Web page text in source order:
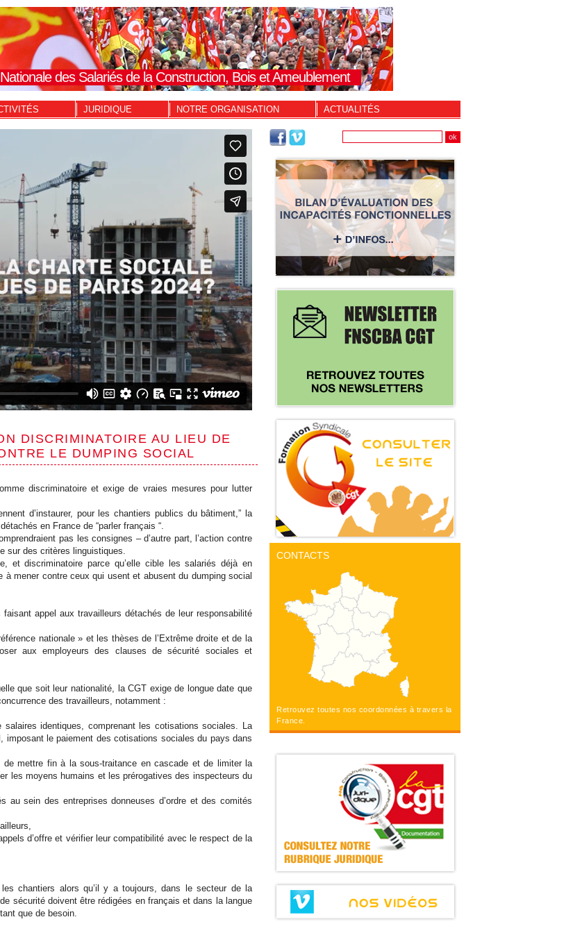
des Salariés de la Construction, Bois et Ameublement
JURIDIQUE NOTRE ORGANISATION ACTUALITÉS
CONTACTS
Retrouvez toutes nos coordonnées à travers la
France.
DISCRIMINATOIRE AU LIEU DE
LE DUMPING SOCIAL
discriminatoire et exige de vraies mesures pour lutter
d’instaurer, pour les chantiers publics du bâtiment,” la
en France de “parler français “.
pas les consignes – d’autre part, l’action contre
sur des critères linguistiques.
et discriminatoire parce qu’elle cible les salariés déjà en
mener contre ceux qui usent et abusent du dumping social
appel aux travailleurs détachés de leur responsabilité
nationale » et les thèses de l’Extrême droite et de la
aux employeurs des clauses de sécurité sociales et
que soit leur nationalité, la CGT exige de longue date que
des travailleurs, notamment :
identiques, comprenant les cotisations sociales. La
imposant le paiement des cotisations sociales du pays dans
mettre fin à la sous-traitance en cascade et de limiter la
les moyens humains et les prérogatives des inspecteurs du
au sein des entreprises donneuses d’ordre et des comités
d’offre et vérifier leur compatibilité avec le respect de la
chantiers alors qu’il y a toujours, dans le secteur de la
sécurité doivent être rédigées en français et dans la langue
que de besoin.